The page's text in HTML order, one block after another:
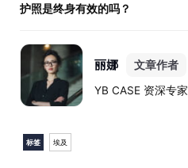
元）货币。
护照是终身有效的吗？
丽娜
文章作者
YB CASE 资深专家
标签 埃及